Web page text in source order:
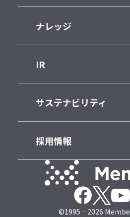
ナレッジ
IR
サステナビリティ
採用情報
©1995‐2026